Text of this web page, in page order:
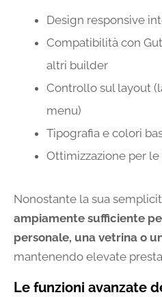
Design responsive
Compatibilità con
altri builder
Controllo sul layout
menu)
Tipografia e colori
Ottimizzazione per
Nonostante la sua
ampiamente sufficiente
personale, una vetrina o
mantenendo elevate
Le funzioni avanzate